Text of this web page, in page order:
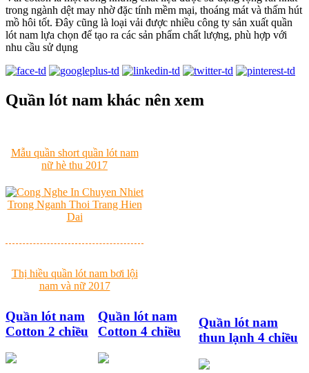
trong ngành dệt may nhờ đặc tính mềm mại, thoáng mát và thấm hút
mồ hôi tốt. Đây cũng là loại vải được nhiều công ty sản xuất quần
lót nam lựa chọn để tạo ra các sản phẩm chất lượng, phù hợp với
nhu cầu sử dụng
Quần lót nam khác nên xem
Mẫu quần short quần lót nam
nữ hè thu 2017
Thị hiều quần lót nam bơi lội
nam và nữ 2017
Quần lót nam
Cotton 2 chiều
Quần lót nam
Cotton 4 chiều
Quần lót nam
thun lạnh 4 chiều